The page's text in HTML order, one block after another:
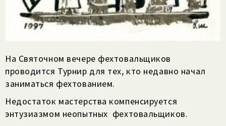
На Святочном вечере фехтовальщиков
проводится Турнир для тех, кто недавно начал
заниматься фехтованием.
Недостаток мастерства компенсируется
энтузиазмом неопытных фехтовальщиков.